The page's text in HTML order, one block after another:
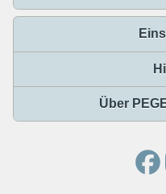
Über